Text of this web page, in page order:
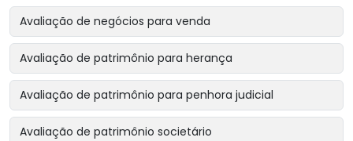
Avaliação de negócios para venda
Avaliação de patrimônio para herança
Avaliação de patrimônio para penhora judicial
Avaliação de patrimônio societário